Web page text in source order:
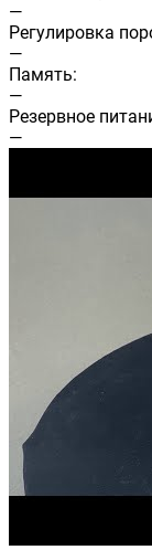
—
Регулировка
—
Память:
—
Резервное
—